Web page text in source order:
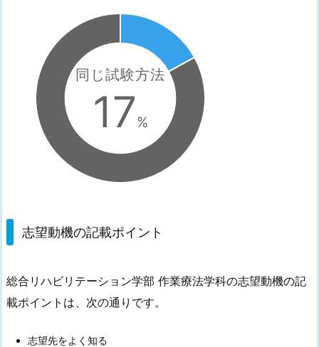
同じ試験方法
17%
志望動機の記載ポイント
総合リハビリテーション学部 作業療法学科の志望動機の記
載ポイントは、次の通りです。
志望先をよく知る